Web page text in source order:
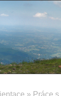
» Práce s